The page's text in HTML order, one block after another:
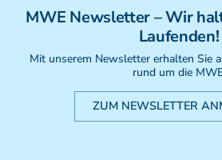
MWE Newsletter– Wir
Laufenden!
Mit unserem Newsletter erhalten Sie
rund um die
ZUM NEWSLETTER